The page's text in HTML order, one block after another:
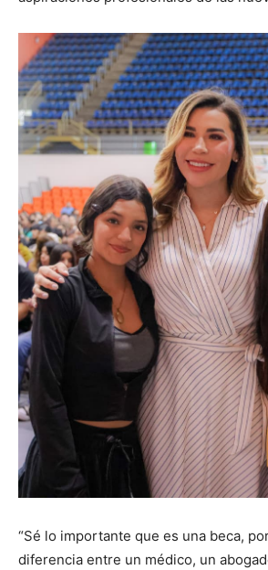
“Sé lo importante que es una beca,
diferencia entre un médico, un